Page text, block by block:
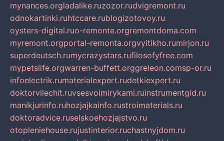
mynances.orgladalike.ruzozor.rudvigremont.ru
odnokartinki.ruhtccare.rublogizotovoy.ru
oysters-digital.ruo-remonte.orgremontdoma.com
myremont.orgportal-remonta.orgvyitikho.rumirjon.ru
superdeutsch.rumycrazystars.rufilosofyfree.com
mypetslife.orgwarren-buffett.orggreleon.comsp-or.ru
infoelectrik.rumaterialexpert.rudetkiexpert.ru
doktorvilechit.ruvsesvoimirykami.ruinstrumentgid.ru
manikjurinfo.ruhozjajkainfo.rustroimaterials.ru
doktoradvice.ruselskoehozjajstvo.ru
otopleniehouse.rujustinterior.ruchastnyjdom.ru